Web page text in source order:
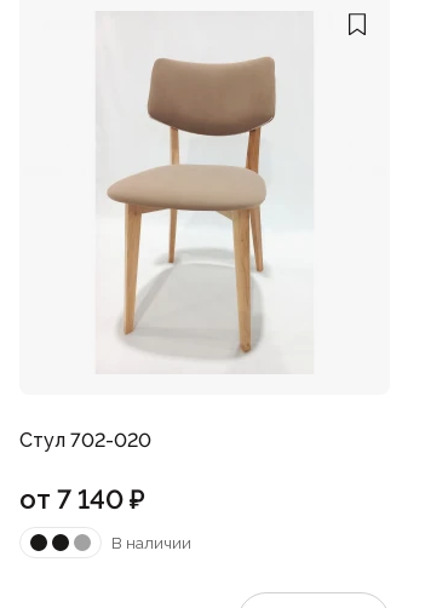
Стул 702-020
от 7 140₽
В наличии